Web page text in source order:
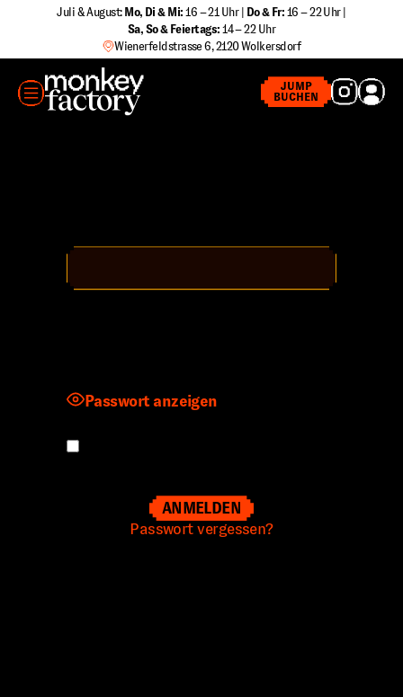
springen
Juli & August: Mo, Di & Mi: 16 – 21 Uhr | Do & Fr: 16 – 22 Uhr |
Sa, So & Feiertags: 14 – 22 Uhr
Wienerfeldstrasse 6, 2120 Wolkersdorf
JUMP
BUCHEN
MENÜ
Passwort anzeigen
Passwort vergessen?